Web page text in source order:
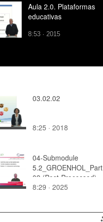
Aula 2.0. Plataformas
educativas
8:53 · 2015
03.02.02
8:25 · 2018
04-Submodule
5.2_GROENHOL_Part
02 (Post-Processed)
8:29 · 2025